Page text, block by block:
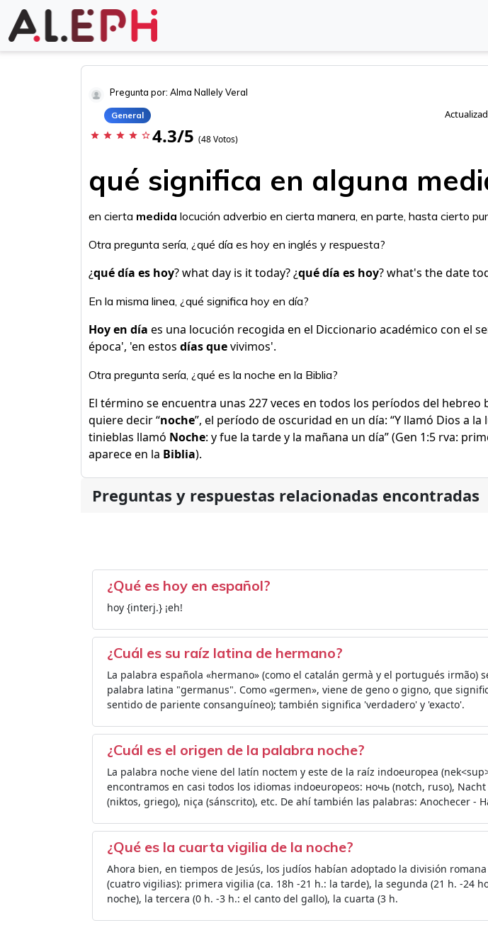
Pregunta por: Alma Nallely Veral
General
star star star star star_border 4.3/5 (48 Votos)
qué significa en alguna
en cierta medida locución adverbio en cierta manera, en parte, hasta cierto
Otra pregunta sería, ¿qué día es hoy en inglés y respuesta?
¿qué día es hoy? what day is it today? ¿qué día es hoy? what's the date
En la misma linea, ¿qué significa hoy en día?
Hoy en día es una locución recogida en el Diccionario académico con el
época', 'en estos días quevivimos'.
Otra pregunta sería, ¿qué es la noche en la Biblia?
El término se encuentra unas 227 veces en todos los períodos del hebreo
quiere decir “noche”, el período de oscuridad en un día: “Y llamó Dios a la
tinieblas llamó Noche: y fue la tarde y la mañana un día” (Gen 1:5 rva:
aparece en la Biblia).
Preguntas y respuestas relacionadas encontradas
¿Qué es hoy en español?
hoy {interj.} ¡eh!
¿Cuál es su raíz latina de hermano?
La palabra española «hermano» (como el catalán germà y el portugués irmão)
palabra latina "germanus". Como «germen», viene de geno o gigno, que
sentido de pariente consanguíneo); también significa 'verdadero' y 'exacto'.
¿Cuál es el origen de la palabra noche?
La palabra noche viene del latín noctem y este de la raíz indoeuropea
encontramos en casi todos los idiomas indoeuropeos: ночь (notch, ruso), Nacht
(niktos, griego), niça (sánscrito), etc. De ahí también las palabras: Anochecer -
¿Qué es la cuarta vigilia de la noche?
Ahora bien, en tiempos de Jesús, los judíos habían adoptado la división
(cuatro vigilias): primera vigilia (ca. 18h -21 h.: la tarde), la segunda (21 h. -24
noche), la tercera (0 h. -3 h.: el canto del gallo), la cuarta (3 h.